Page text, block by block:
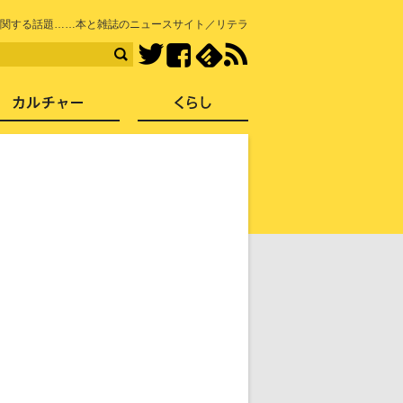
する話題……本と雑誌のニュースサイト／リテラ
TwitterFacebook
社会